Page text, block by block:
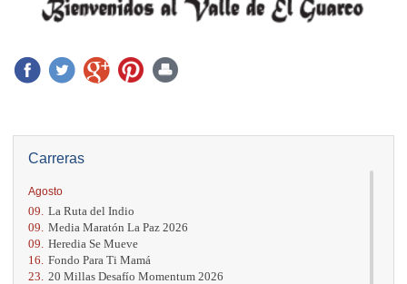
Carreras
Agosto
09. La Ruta del Indio
09. Media Maratón La Paz 2026
09. Heredia Se Mueve
16. Fondo Para Ti Mamá
23. 20 Millas Desafío Momentum 2026